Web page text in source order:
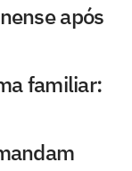
após
familiar: